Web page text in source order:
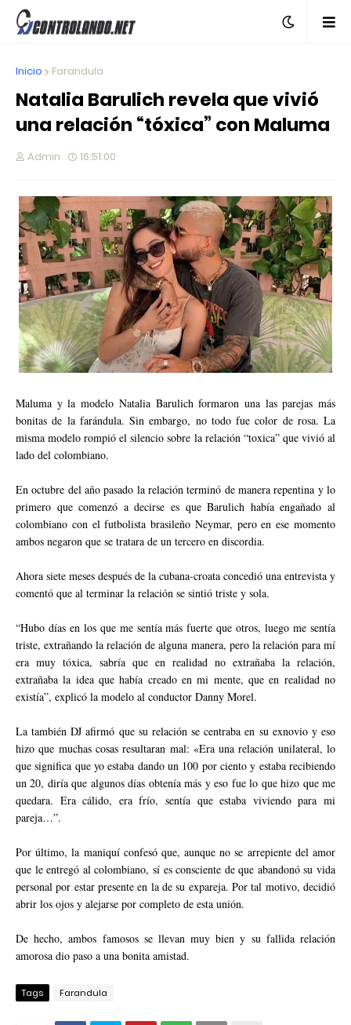
Inicio Farandula
Natalia Barulich revela que vivió
una relación “tóxica” con Maluma
Admin 16:51:00
Maluma y la modelo Natalia Barulich formaron una las parejas más
bonitas de la farándula. Sin embargo, no todo fue color de rosa. La
misma modelo rompió el silencio sobre la relación “toxica” que vivió al
lado del colombiano.
En octubre del año pasado la relación terminó de manera repentina y lo
primero que comenzó a decirse es que Barulich había engañado al
colombiano con el futbolista brasileño Neymar, pero en ese momento
ambos negaron que se tratara de un tercero en discordia.
Ahora siete meses después de la cubana-croata concedió una entrevista y
comentó que al terminar la relación se sintió triste y sola.
“Hubo días en los que me sentía más fuerte que otros, luego me sentía
triste, extrañando la relación de alguna manera, pero la relación para mí
era muy tóxica, sabría que en realidad no extrañaba la relación,
extrañaba la idea que había creado en mi mente, que en realidad no
existía”, explicó la modelo al conductor Danny Morel.
La también DJ afirmó que su relación se centraba en su exnovio y eso
hizo que muchas cosas resultaran mal: «Era una relación unilateral, lo
que significa que yo estaba dando un 100 por ciento y estaba recibiendo
un 20, diría que algunos días obtenía más y eso fue lo que hizo que me
quedara. Era cálido, era frío, sentía que estaba viviendo para mi
pareja…”.
Por último, la maniquí confesó que, aunque no se arrepiente del amor
que le entregó al colombiano, sí es consciente de que abandonó su vida
personal por estar presente en la de su expareja. Por tal motivo, decidió
abrir los ojos y alejarse por completo de esta unión.
De hecho, ambos famosos se llevan muy bien y su fallida relación
amorosa dio paso a una bonita amistad.
Tags Farandula